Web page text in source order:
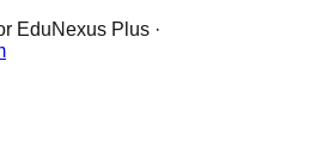
EduNexus Plus ·